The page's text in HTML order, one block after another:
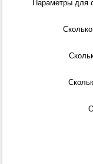
Параметры для